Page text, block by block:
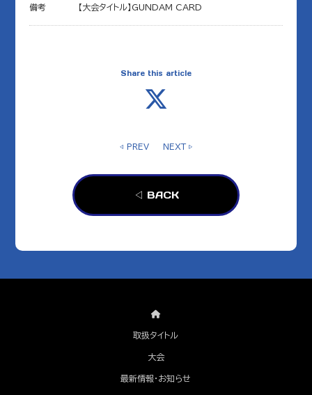
備考 【大会タイトル】GUNDAM CARD
Share this article
◁ PREV NEXT ▷
◁ BACK
取扱タイトル
大会
最新情報・お知らせ